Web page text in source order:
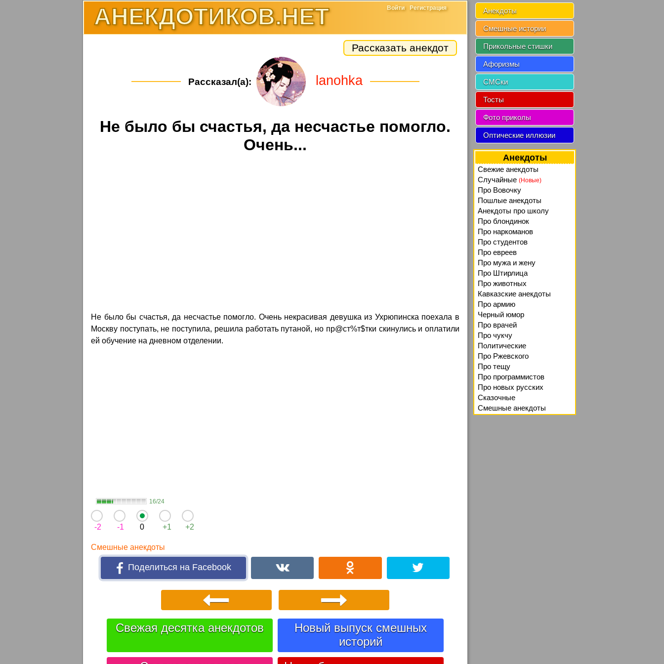
АНЕКДОТИКОВ.НЕТ Войти Регистрация
Рассказать анекдот
Рассказал(а): lanohka
Не было бы счастья, да несчастье помогло.
Очень...
Не было бы счастья, да несчастье помогло. Очень некрасивая девушка из Ухрюпинска поехала в
Москву поступать, не поступила, решила работать путаной, но пр@ст%т$тки скинулись и оплатили
ей обучение на дневном отделении.
16/24
-2 -1 0 +1 +2
Смешные анекдоты
Поделиться на Facebook
Свежая десятка анекдотов
Новый выпуск смешных
историй
Анекдоты
Смешные истории
Прикольные стишки
Афоризмы
СМСки
Тосты
Фото приколы
Оптические иллюзии
Анекдоты
Свежие анекдоты
Случайные (Новые)
Про Вовочку
Пошлые анекдоты
Анекдоты про школу
Про блондинок
Про наркоманов
Про студентов
Про евреев
Про мужа и жену
Про Штирлица
Про животных
Кавказские анекдоты
Про армию
Черный юмор
Про врачей
Про чукчу
Политические
Про Ржевского
Про тещу
Про программистов
Про новых русских
Сказочные
Смешные анекдоты